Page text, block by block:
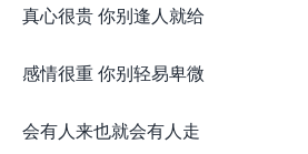
真心很贵 你别逢人就给
感情很重 你别轻易卑微
会有人来也就会有人走